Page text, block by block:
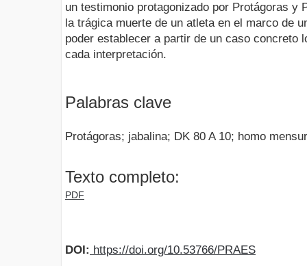
un testimonio protagonizado por Protágoras y
la trágica muerte de un atleta en el marco de
poder establecer a partir de un caso concreto
cada interpretación.
Palabras clave
Protágoras; jabalina; DK 80 A 10; homo
Texto completo:
PDF
DOI: https://doi.org/10.53766/PRAES